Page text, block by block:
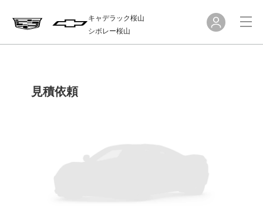
キャデラック桜山
シボレー桜山
見積依頼